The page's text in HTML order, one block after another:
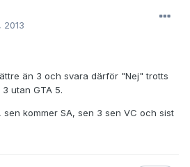
2013
än 3 och svara därför "Nej" trotts
utan GTA 5.
kommer SA, sen 3 sen VC och sist